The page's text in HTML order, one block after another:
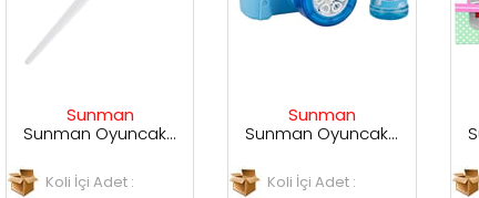
Sunman
Koli İçi Adet :
Sunman
Koli İçi Adet :